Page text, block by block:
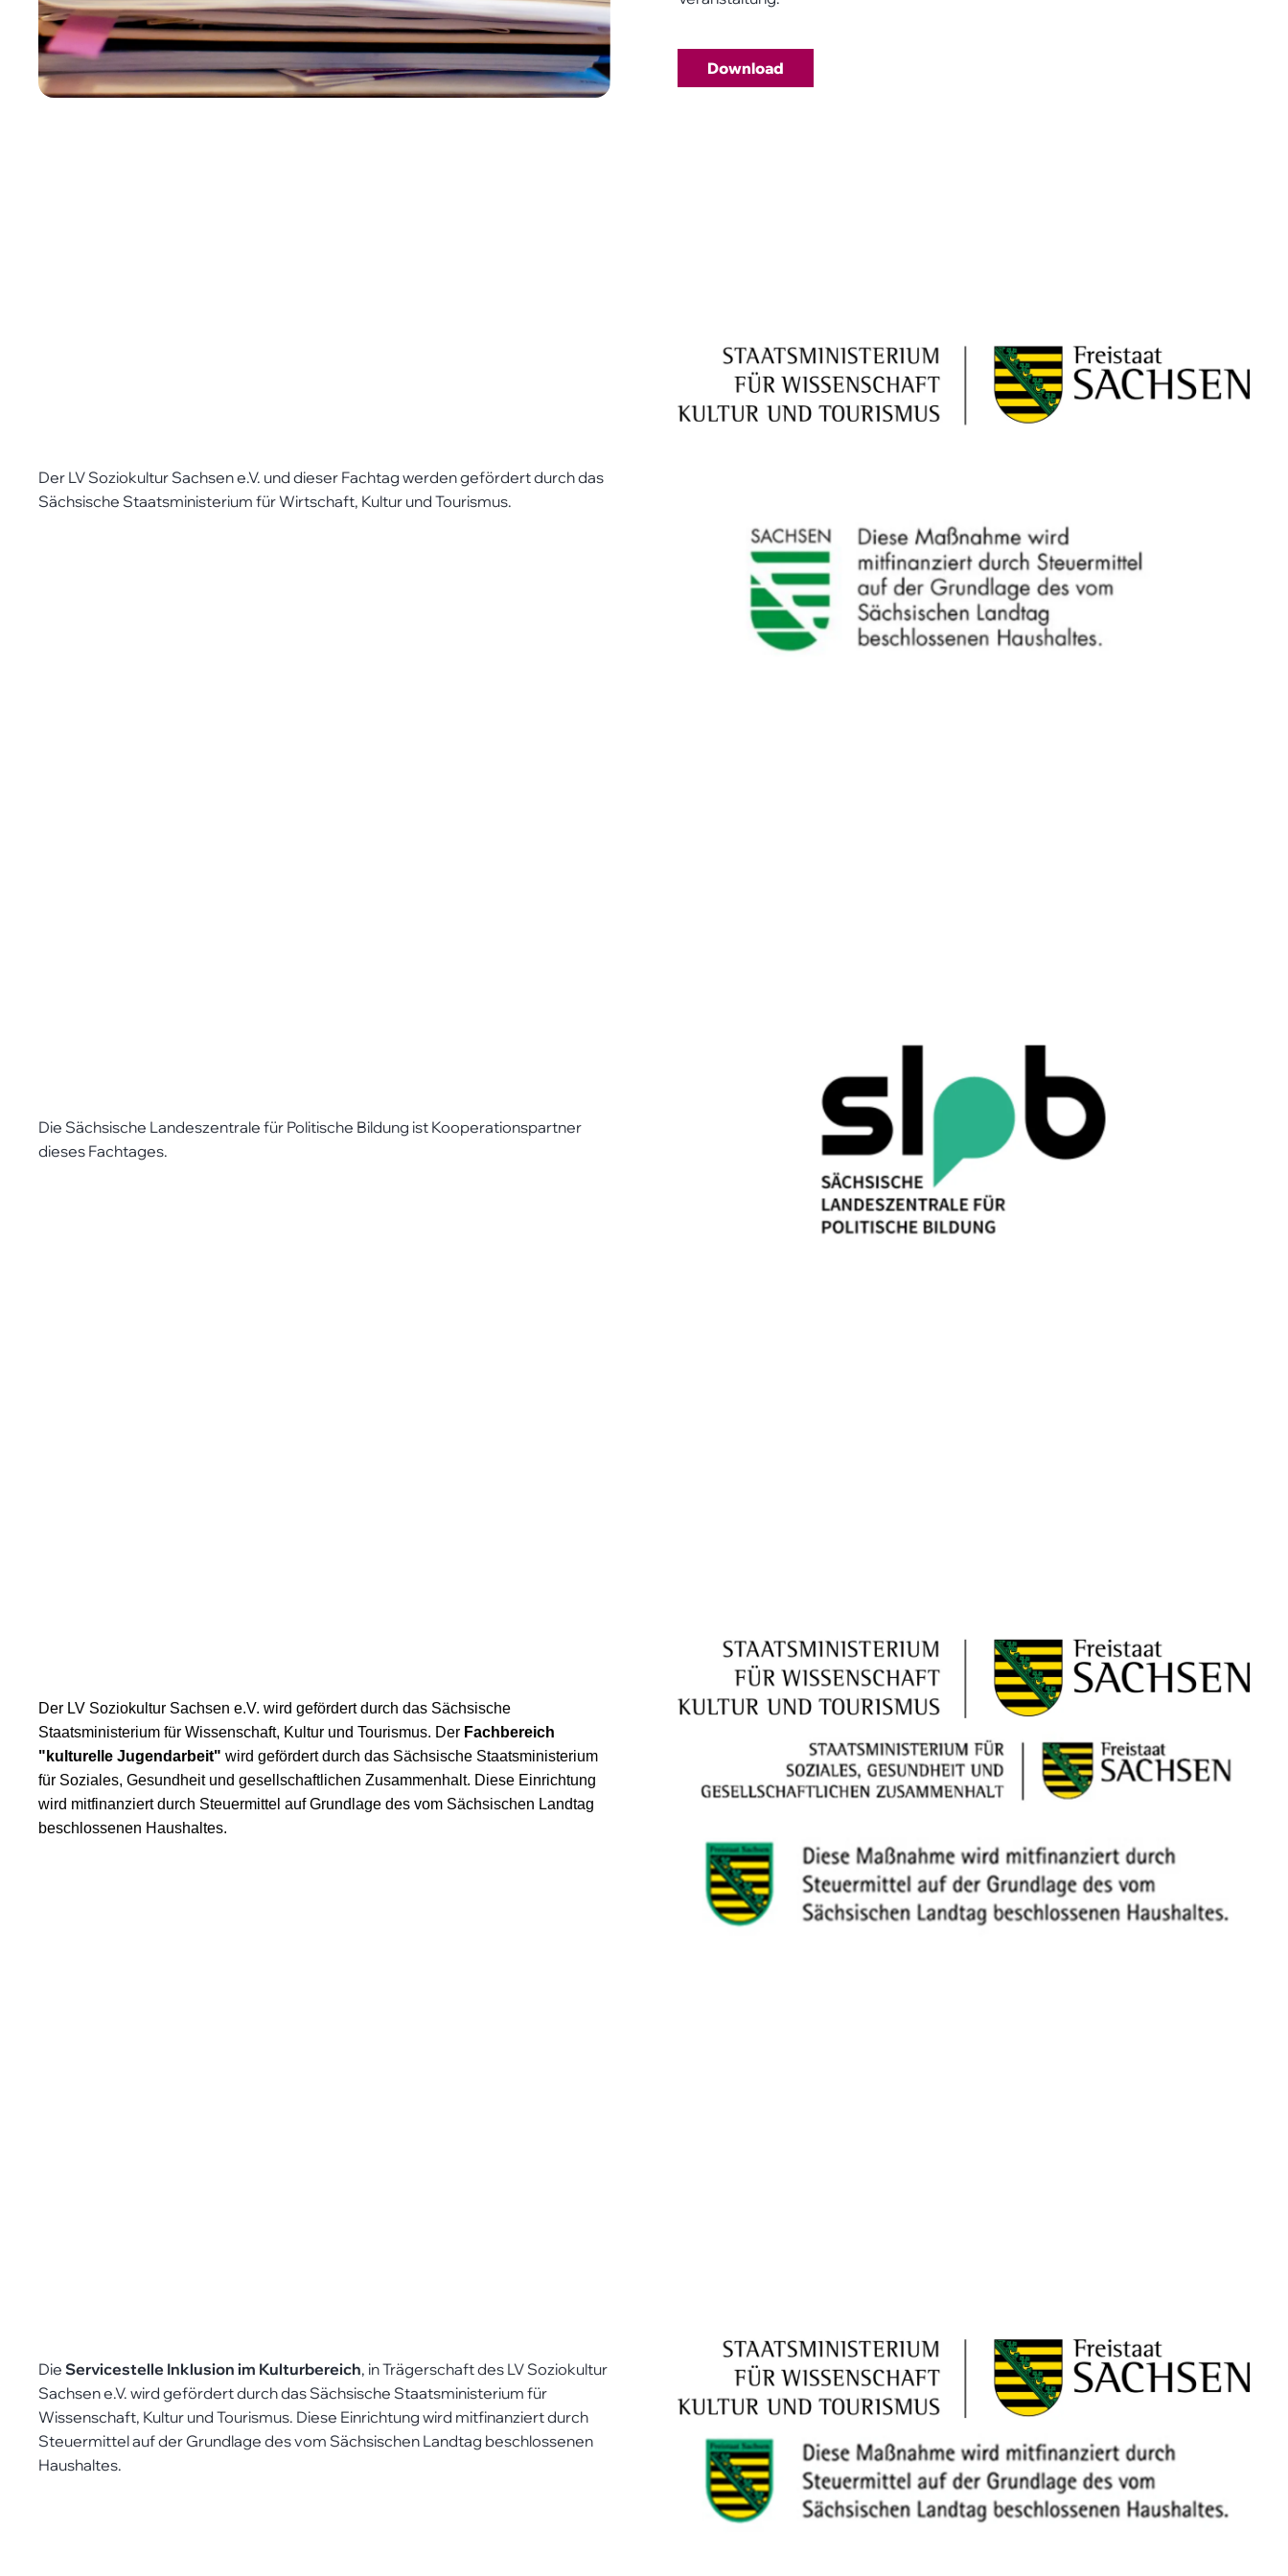
Download
Der LV Soziokultur Sachsen e.V. und dieser Fachtag werden gefördert durch das
Sächsische Staatsministerium für Wirtschaft, Kultur und Tourismus.
Die Sächsische Landeszentrale für Politische Bildung ist Kooperationspartner
dieses Fachtages.
Der LV Soziokultur Sachsen e.V. wird gefördert durch das Sächsische
Staatsministerium für Wissenschaft, Kultur und Tourismus. Der Fachbereich
"kulturelle Jugendarbeit" wird gefördert durch das Sächsische Staatsministerium
für Soziales, Gesundheit und gesellschaftlichen Zusammenhalt. Diese Einrichtung
wird mitfinanziert durch Steuermittel auf Grundlage des vom Sächsischen Landtag
beschlossenen Haushaltes.
Die Servicestelle Inklusion im Kulturbereich, in Trägerschaft des LV Soziokultur
Sachsen e.V. wird gefördert durch das Sächsische Staatsministerium für
Wissenschaft, Kultur und Tourismus. Diese Einrichtung wird mitfinanziert durch
Steuermittel auf der Grundlage des vom Sächsischen Landtag beschlossenen
Haushaltes.